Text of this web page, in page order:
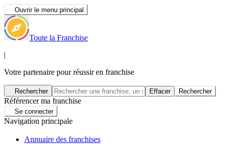
Ouvrir le menu principal
Toute la Franchise
|
Votre partenaire pour réussir en franchise
Rechercher Effacer Rechercher
Référencer ma franchise
Se connecter
Navigation principale
Annuaire des franchises